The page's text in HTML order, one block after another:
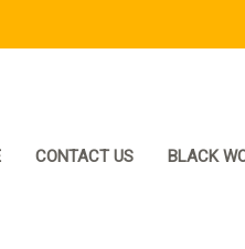
CONTACT US BLACK